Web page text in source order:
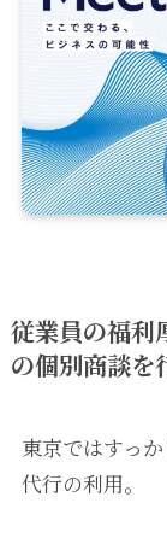
従業員の福利
の個別商談を
東京ではすっ
代行の利用。